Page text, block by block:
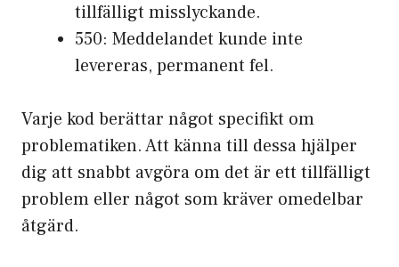
tillfälligt misslyckande.
550: Meddelandet kunde inte
levereras, permanent fel.
Varje kod berättar något specifikt om
problematiken. Att känna till dessa hjälper
dig att snabbt avgöra om det är ett tillfälligt
problem eller något som kräver omedelbar
åtgärd.